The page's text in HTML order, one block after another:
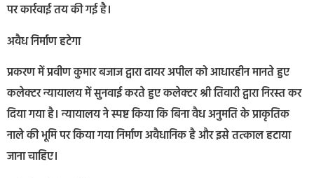
पर कार्रवाई तय की गई है।
अवैध निर्माण हटेगा
प्रकरण में प्रवीण कुमार बजाज द्वारा दायर अपील को आधारहीन मानते हुए
कलेक्टर न्यायालय में सुनवाई करते हुए कलेक्टर श्री तिवारी द्वारा निरस्त कर
दिया गया है। न्यायालय ने स्पष्ट किया कि बिना वैध अनुमति के प्राकृतिक
नाले की भूमि पर किया गया निर्माण अवैधानिक है और इसे तत्काल हटाया
जाना चाहिए।